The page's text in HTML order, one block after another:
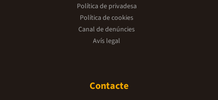
Política de privadesa
Política de cookies
Canal de denúncies
Avís legal
Contacte